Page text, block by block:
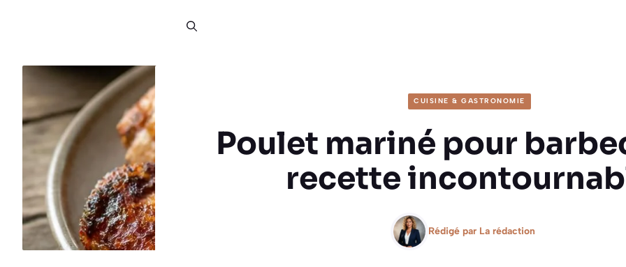
CUISINE & GASTRONOMIE
Poulet mariné pour
recette
Rédigé par La rédaction